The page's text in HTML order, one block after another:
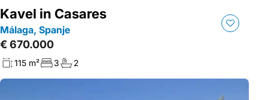
Kavel in Casares
Málaga, Spanje
€ 670.000
115 m² 3 2